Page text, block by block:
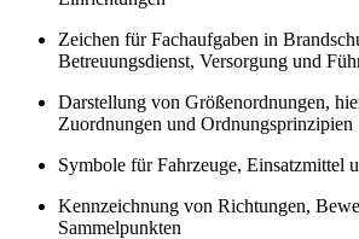
Zeichen für Fachaufgaben in
Betreuungsdienst, Versorgung und
Darstellung von Größenordnungen,
Zuordnungen und Ordnungsprinzipien
Symbole für Fahrzeuge, Einsatzmittel
Kennzeichnung von Richtungen,
Sammelpunkten